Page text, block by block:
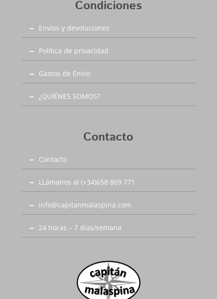
Condiciones
Envíos y devoluciones
Política de privacidad
Gastos de Envío
¿QUIÉNES SOMOS?
Contacto
Contacto
LLámanos al (+34)658 809 771
info@capitanmalaspina.com
24 horas – 7 días/semana